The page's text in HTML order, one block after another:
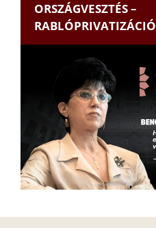
ORSZÁGVESZTÉS –
RABLÓPRIVATIZÁCIÓ